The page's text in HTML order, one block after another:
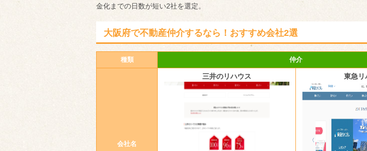
金化までの日数が短い2社を選定。
大阪府で不動産仲介するなら！おすすめ会社2選
種類 仲介
会社名
三井のリハウス 東急リ